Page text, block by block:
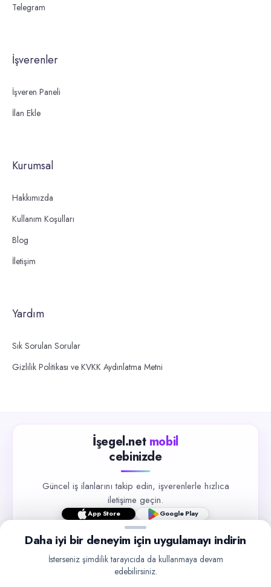
Telegram
İşverenler
İşveren Paneli
İlan Ekle
Kurumsal
Hakkımızda
Kullanım Koşulları
Blog
İletişim
Yardım
Sık Sorulan Sorular
Gizlilik Politikası ve KVKK Aydınlatma Metni
İşegel.net mobil
cebinizde
Güncel iş ilanlarını takip edin, işverenlerle hızlıca
iletişime geçin.
App Store Google Play
Daha iyi bir deneyim için uygulamayı indirin
İsterseniz şimdilik tarayıcıda da kullanmaya devam
edebilirsiniz.